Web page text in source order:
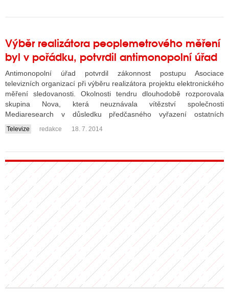
Výběr realizátora peoplemetrového měření
byl v pořádku, potvrdil antimonopolní úřad
Antimonopolní úřad potvrdil zákonnost postupu Asociace
televizních organizací při výběru realizátora projektu elektronického
měření sledovanosti. Okolnosti tendru dlouhodobě rozporovala
skupina Nova, která neuznávala vítězství společnosti
Mediaresearch v důsledku předčasného vyřazení ostatních
účastníků.
....
Televize redakce 18. 7. 2014